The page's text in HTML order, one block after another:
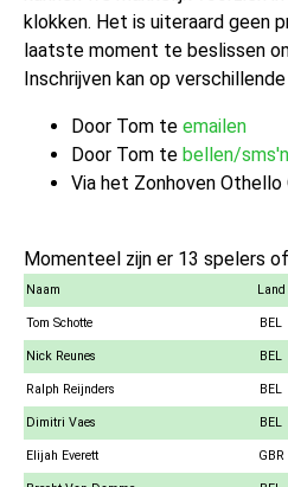
klokken. Het is uiteraard geen
laatste moment te beslissen
Inschrijven kan op verschillende
Door Tom te emailen
Door Tom te bellen/sms'n
Via het Zonhoven Othello
Momenteel zijn er 13 spelers
Naam Land
Tom Schotte BEL
Nick Reunes BEL
Ralph Reijnders BEL
Dimitri Vaes BEL
Elijah Everett GBR